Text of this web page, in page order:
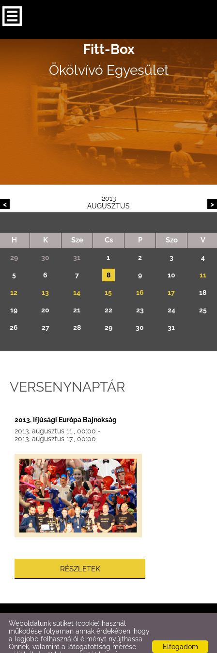
Fitt-Box
Ökölvívó Egyesület
< >
2013
AUGUSZTUS
H K Sze Cs P Szo V
29 30 31 1 2 3 4
5 6 7 8 9 10 11
12 13 14 15 16 17 18
19 20 21 22 23 24 25
26 27 28 29 30 31
VERSENYNAPTÁR
2013. Ifjúsági Európa Bajnokság
2013. augusztus 11., 00:00 -
2013. augusztus 17., 00:00
RÉSZLETEK
© 2026 - Fitt-Box
Oldal információkl Adatkezelési tájékoztatólImpresszum
Elfogadom
Weboldalunk sütiket (cookie) használ
működése folyamán annak érdekében, hogy
a legjobb felhasználói élményt nyújthassa
Önnek, valamint a látogatottság mérése